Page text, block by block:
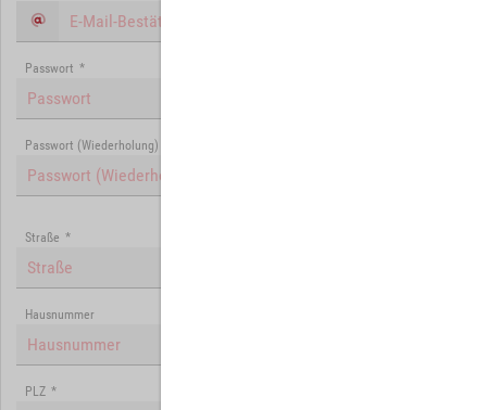
Passwort *
Passwort (Wiederholung)
Straße *
Hausnummer
PLZ *